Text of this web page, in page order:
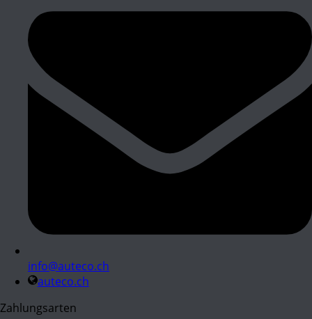
info@auteco.ch
auteco.ch
Zahlungsarten